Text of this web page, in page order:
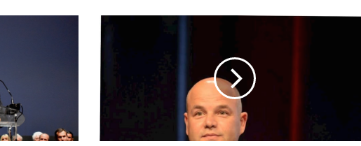
R
f
o
m
e
e